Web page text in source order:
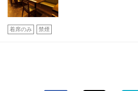
着席のみ 禁煙